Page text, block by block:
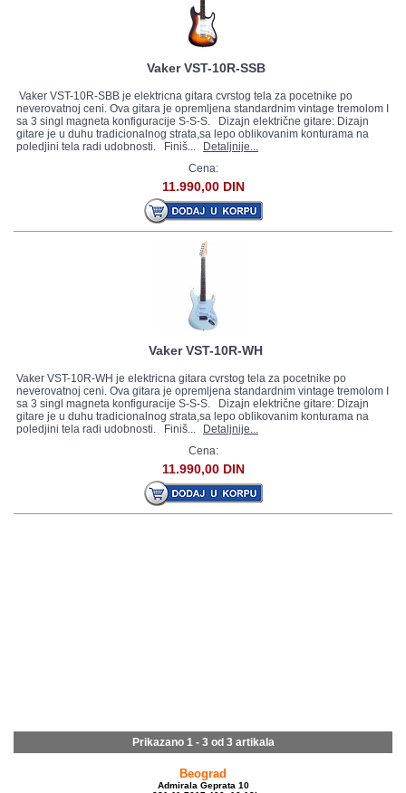
Vaker VST-10R-SSB
Vaker VST-10R-SBB je elektricna gitara cvrstog tela za pocetnike po
neverovatnoj ceni. Ova gitara je opremljena standardnim vintage tremolom I
sa 3 singl magneta konfiguracije S-S-S. Dizajn električne gitare: Dizajn
gitare je u duhu tradicionalnog strata,sa lepo oblikovanim konturama na
poledjini tela radi udobnosti. Finiš...
Detaljnije...
Cena:
11.990,00 DIN
Vaker VST-10R-WH
Vaker VST-10R-WH je elektricna gitara cvrstog tela za pocetnike po
neverovatnoj ceni. Ova gitara je opremljena standardnim vintage tremolom I
sa 3 singl magneta konfiguracije S-S-S. Dizajn električne gitare: Dizajn
gitare je u duhu tradicionalnog strata,sa lepo oblikovanim konturama na
poledjini tela radi udobnosti. Finiš...
Detaljnije...
Cena:
11.990,00 DIN
Prikazano 1 - 3 od 3 artikala
Beograd
Admirala Geprata 10